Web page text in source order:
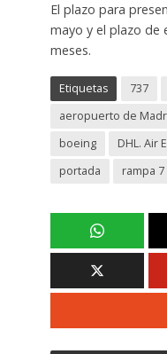
El plazo para
mayo y el plazo de
meses.
Etiquetas 737
aeropuerto de
boeing
DHL. Air
portada
rampa 7